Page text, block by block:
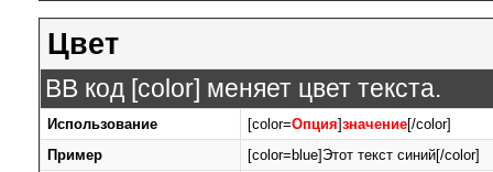
Цвет
BB код [color] меняет цвет текста.
Использование [color=Опция]значение[/color]
Пример
[color=blue]Этот текст синий[/color]